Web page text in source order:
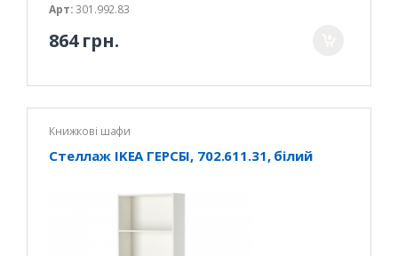
Арт:301.992.83
864 грн.
Книжкові шафи
Стеллаж IKEA ГЕРСБІ, 702.611.31, білий